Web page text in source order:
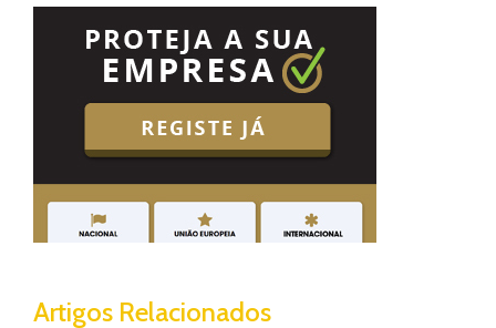
Artigos Relacionados